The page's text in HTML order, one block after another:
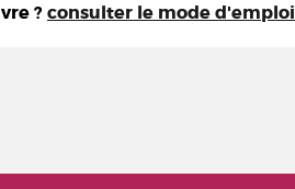
? consulter le mode d'emploi